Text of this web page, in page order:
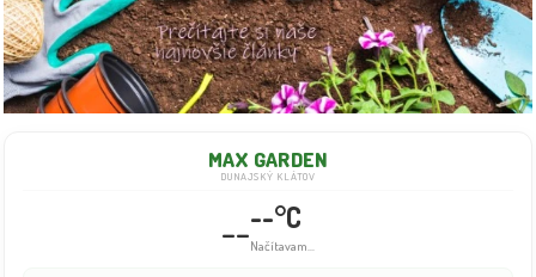
MAX GARDEN
DUNAJSKÝ KLÁTOV
----°C
Načítavam...